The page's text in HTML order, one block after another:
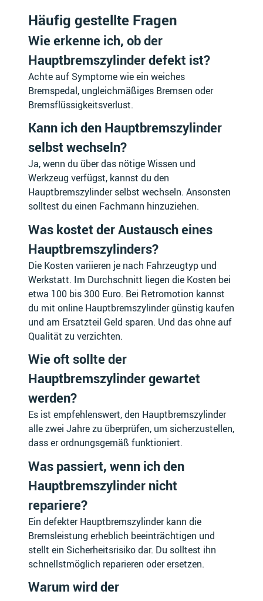
GERMAN E CARS
GLAS
GOUPIL GREAT WALL
HARLEY-DAVIDSON
HMRacing HONDA
HONGQI HOREX
HUMMER HUSABERG
HUSQVARNA
HYUNDAI
Häufig gestellte Fragen
Wie erkenne ich, ob der
Hauptbremszylinder defekt ist?
Achte auf Symptome wie ein weiches
Bremspedal, ungleichmäßiges Bremsen oder
Bremsflüssigkeitsverlust.
Kann ich den Hauptbremszylinder
selbst wechseln?
Ja, wenn du über das nötige Wissen und
Werkzeug verfügst, kannst du den
Hauptbremszylinder selbst wechseln. Ansonsten
solltest du einen Fachmann hinzuziehen.
Was kostet der Austausch eines
Hauptbremszylinders?
Die Kosten variieren je nach Fahrzeugtyp und
Werkstatt. Im Durchschnitt liegen die Kosten bei
etwa 100 bis 300 Euro. Bei Retromotion kannst
du mit online Hauptbremszylinder günstig kaufen
und am Ersatzteil Geld sparen. Und das ohne auf
Qualität zu verzichten.
Wie oft sollte der
Hauptbremszylinder gewartet
werden?
Es ist empfehlenswert, den Hauptbremszylinder
alle zwei Jahre zu überprüfen, um sicherzustellen,
dass er ordnungsgemäß funktioniert.
Was passiert, wenn ich den
Hauptbremszylinder nicht
repariere?
Ein defekter Hauptbremszylinder kann die
Bremsleistung erheblich beeinträchtigen und
stellt ein Sicherheitsrisiko dar. Du solltest ihn
schnellstmöglich reparieren oder ersetzen.
Warum wird der